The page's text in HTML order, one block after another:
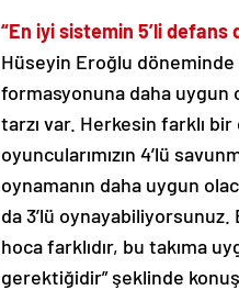
“En iyi sistemin 5’li
Hüseyin Eroğlu döneminde
formasyonuna daha uygun
tarzı var. Herkesin farklı bir
oyuncularımızın 4’lü
oynamanın daha uygun
da 3’lü
hoca farklıdır, bu takıma
gerektiğidir” şeklinde